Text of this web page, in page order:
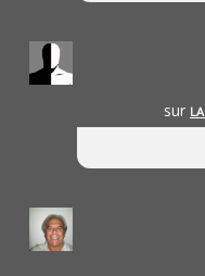
sur